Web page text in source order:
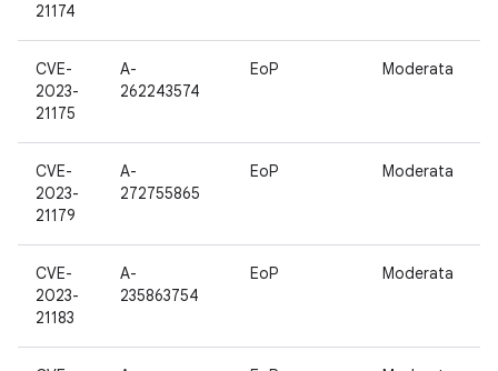
21174
CVE-
2023-
21175
A-
262243574
EoP Moderata
CVE-
2023-
21179
A-
272755865
EoP Moderata
CVE-
2023-
21183
A-
235863754
EoP Moderata